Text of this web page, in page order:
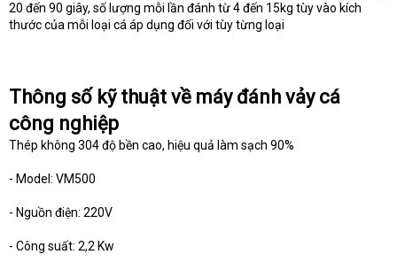
20 đến 90 giây, số lượng mỗi lần đánh từ 4 đến 15kg tùy vào kích
thước của mỗi loại cá áp dụng đối với tùy từng loại
Thông số kỹ thuật về máy đánh vảy cá
công nghiệp
Thép không 304 độ bền cao, hiệu quả làm sạch 90%
- Model: VM500
- Nguồn điện: 220V
- Công suất: 2,2 Kw